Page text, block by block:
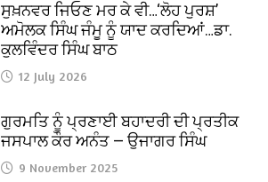
ਸੁਖ਼ਨਵਰ ਜਿਓਣ ਮਰ ਕੇ ਵੀ…‘ਲੋਹ ਪੁਰਸ਼’
ਅਮੋਲਕ ਸਿੰਘ ਜੰਮੂ ਨੂੰ ਯਾਦ ਕਰਦਿਆਂ…ਡਾ.
ਕੁਲਵਿੰਦਰ ਸਿੰਘ ਬਾਠ
12 July 2026
ਗੁਰਮਤਿ ਨੂੰ ਪ੍ਰਣਾਈ ਬਹਾਦਰੀ ਦੀ ਪ੍ਰਤੀਕ
ਜਸਪਾਲ ਕੌਰ ਅਨੰਤ — ਉਜਾਗਰ ਸਿੰਘ
9 November 2025